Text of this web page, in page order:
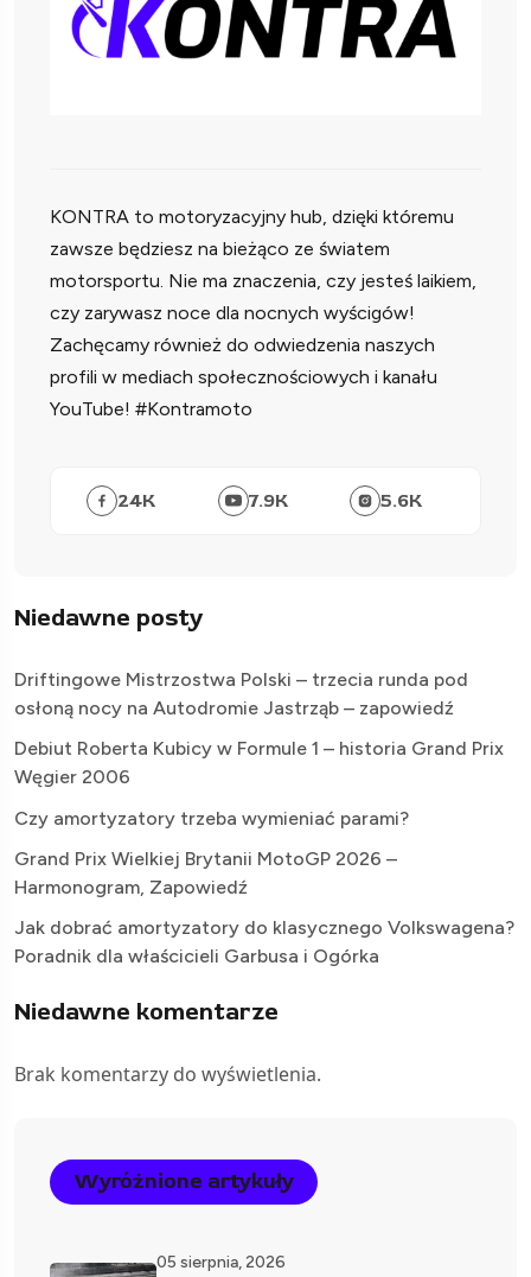
KONTRA to motoryzacyjny hub, dzięki któremu
zawsze będziesz na bieżąco ze światem
motorsportu. Nie ma znaczenia, czy jesteś laikiem,
czy zarywasz noce dla nocnych wyścigów!
Zachęcamy również do odwiedzenia naszych
profili w mediach społecznościowych i kanału
YouTube! #Kontramoto
24K 7.9K 5.6K
Niedawne posty
Driftingowe Mistrzostwa Polski – trzecia runda pod
osłoną nocy na Autodromie Jastrząb – zapowiedź
Debiut Roberta Kubicy w Formule 1 – historia Grand Prix
Węgier 2006
Czy amortyzatory trzeba wymieniać parami?
Grand Prix Wielkiej Brytanii MotoGP 2026 –
Harmonogram, Zapowiedź
Jak dobrać amortyzatory do klasycznego Volkswagena?
Poradnik dla właścicieli Garbusa i Ogórka
Niedawne komentarze
Brak komentarzy do wyświetlenia.
Wyróżnione artykuły
05 sierpnia, 2026